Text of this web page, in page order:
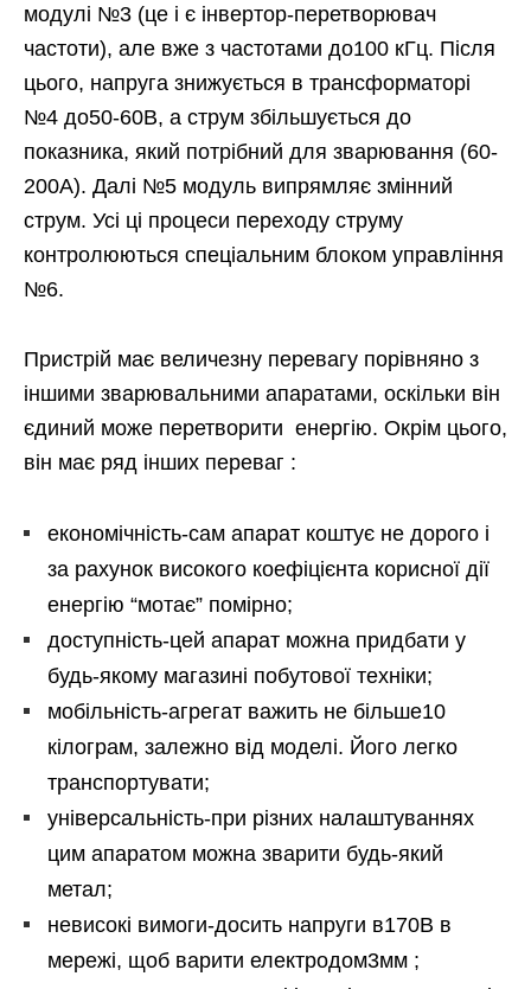
модулі №3 (це і є інвертор-перетворювач
частоти), але вже з частотами до100 кГц. Після
цього, напруга знижується в трансформаторі
№4 до50-60В, а струм збільшується до
показника, який потрібний для зварювання (60-
200А). Далі №5 модуль випрямляє змінний
струм. Усі ці процеси переходу струму
контролюються спеціальним блоком управління
№6.
Пристрій має величезну перевагу порівняно з
іншими зварювальними апаратами, оскільки він
єдиний може перетворити енергію. Окрім цього,
він має ряд інших переваг :
економічність-сам апарат коштує не дорого і
за рахунок високого коефіцієнта корисної дії
енергію “мотає” помірно;
доступність-цей апарат можна придбати у
будь-якому магазині побутової техніки;
мобільність-агрегат важить не більше10
кілограм, залежно від моделі. Його легко
транспортувати;
універсальність-при різних налаштуваннях
цим апаратом можна зварити будь-який
метал;
невисокі вимоги-досить напруги в170В в
мережі, щоб варити електродом3мм ;